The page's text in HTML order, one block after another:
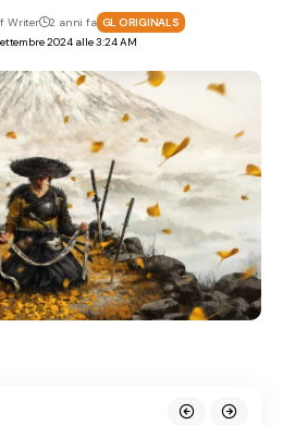
2024 alle 3:24 AM
Writer 2 anni fa GL ORIGINALS